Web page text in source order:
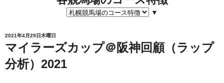
▼
2021年4月29日木曜日
マイラーズカップ＠阪神回顧（ラップ
分析）2021